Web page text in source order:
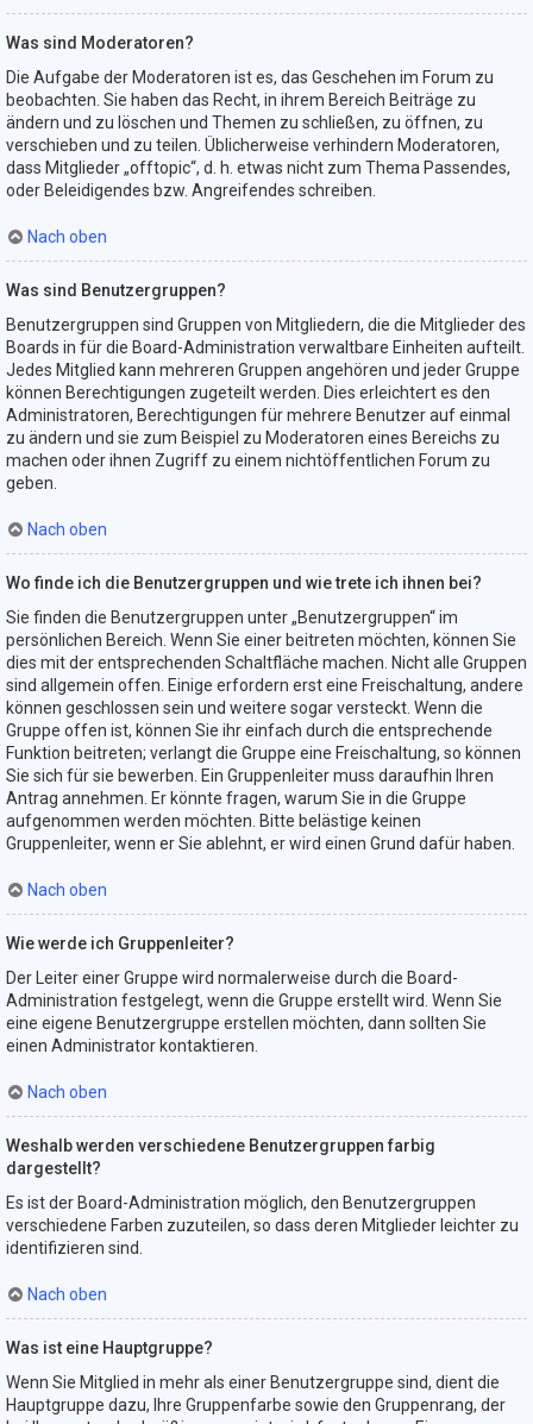
Was sind Moderatoren?
Die Aufgabe der Moderatoren ist es, das Geschehen im Forum zu
beobachten. Sie haben das Recht, in ihrem Bereich Beiträge zu
ändern und zu löschen und Themen zu schließen, zu öffnen, zu
verschieben und zu teilen. Üblicherweise verhindern Moderatoren,
dass Mitglieder „offtopic“, d. h. etwas nicht zum Thema Passendes,
oder Beleidigendes bzw. Angreifendes schreiben.
Nach oben
Was sind Benutzergruppen?
Benutzergruppen sind Gruppen von Mitgliedern, die die Mitglieder des
Boards in für die Board-Administration verwaltbare Einheiten aufteilt.
Jedes Mitglied kann mehreren Gruppen angehören und jeder Gruppe
können Berechtigungen zugeteilt werden. Dies erleichtert es den
Administratoren, Berechtigungen für mehrere Benutzer auf einmal
zu ändern und sie zum Beispiel zu Moderatoren eines Bereichs zu
machen oder ihnen Zugriff zu einem nichtöffentlichen Forum zu
geben.
Nach oben
Wo finde ich die Benutzergruppen und wie trete ich ihnen bei?
Sie finden die Benutzergruppen unter „Benutzergruppen“ im
persönlichen Bereich. Wenn Sie einer beitreten möchten, können Sie
dies mit der entsprechenden Schaltfläche machen. Nicht alle Gruppen
sind allgemein offen. Einige erfordern erst eine Freischaltung, andere
können geschlossen sein und weitere sogar versteckt. Wenn die
Gruppe offen ist, können Sie ihr einfach durch die entsprechende
Funktion beitreten; verlangt die Gruppe eine Freischaltung, so können
Sie sich für sie bewerben. Ein Gruppenleiter muss daraufhin Ihren
Antrag annehmen. Er könnte fragen, warum Sie in die Gruppe
aufgenommen werden möchten. Bitte belästige keinen
Gruppenleiter, wenn er Sie ablehnt, er wird einen Grund dafür haben.
Nach oben
Wie werde ich Gruppenleiter?
Der Leiter einer Gruppe wird normalerweise durch die Board-
Administration festgelegt, wenn die Gruppe erstellt wird. Wenn Sie
eine eigene Benutzergruppe erstellen möchten, dann sollten Sie
einen Administrator kontaktieren.
Nach oben
Weshalb werden verschiedene Benutzergruppen farbig
dargestellt?
Es ist der Board-Administration möglich, den Benutzergruppen
verschiedene Farben zuzuteilen, so dass deren Mitglieder leichter zu
identifizieren sind.
Nach oben
Was ist eine Hauptgruppe?
Wenn Sie Mitglied in mehr als einer Benutzergruppe sind, dient die
Hauptgruppe dazu, Ihre Gruppenfarbe sowie den Gruppenrang, der